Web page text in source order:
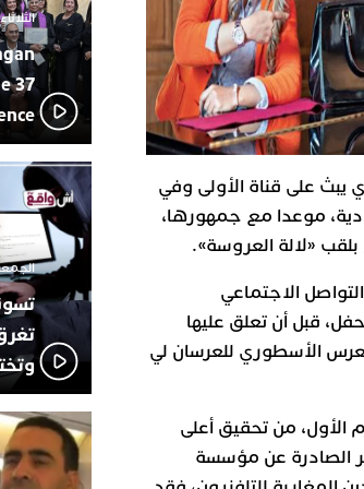
يبث على قناة الأولى وفي
موعدا مع جمهورها،
«لالة العروسة».
الاجتماعي
قبل أن تعلق عليها
الأسطوري للعرسان لي
الأول، من تحقيق أعلى
الصادرة عن مؤسسة
19:11 يقظة
مثيرة
بالجديدة
17:27
اتحاد
دورة
23:18ترسيخا
فعاليات
بمركز
17:36 من الراب
مهرجان
الثلاثاء 10 مارس 2026 -
37
الجمعة 26 ديسمبر